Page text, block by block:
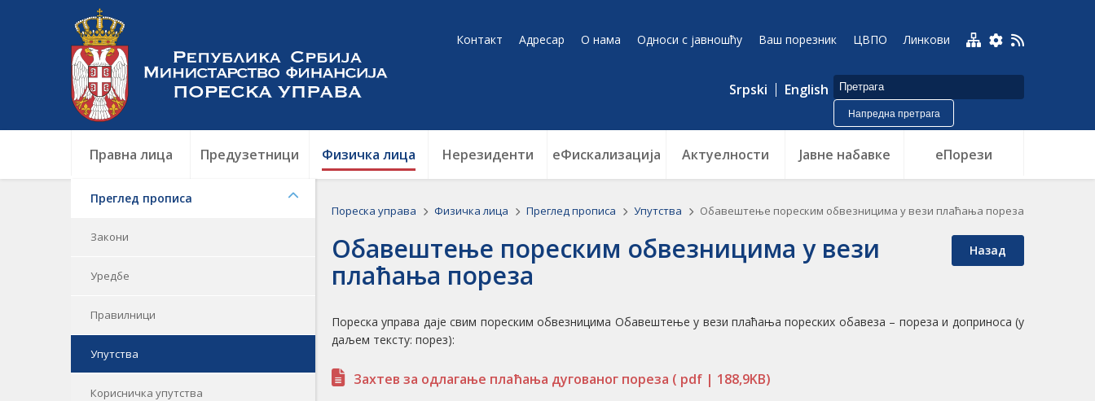
Контакт Адресар О нама Односи с јавношћу Ваш порезник ЦВПО Линкови
Srpski English
Напредна претрага
Правна лица Предузетници Физичка лица Нерезиденти еФискализација Актуелности Jавне набавке еПорези
Преглед прописа
Закони
Уредбе
Правилници
Упутства
Корисничка упутства
Пореска управа Физичка лица Преглед прописа Упутства Обавештење пореским обвезницима у вези плаћања пореза
Назад
Обавештење пореским обвезницима у вези
плаћања пореза
Пореска управа даје свим пореским обвезницима Обавештење у вези плаћања пореских обавеза – пореза и доприноса (у
даљем тексту: порез):
Захтев за одлагање плаћања дугованог пореза ( pdf | 188,9KB)